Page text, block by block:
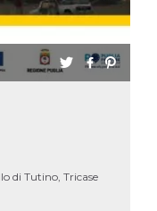
di Tutino, Tricase